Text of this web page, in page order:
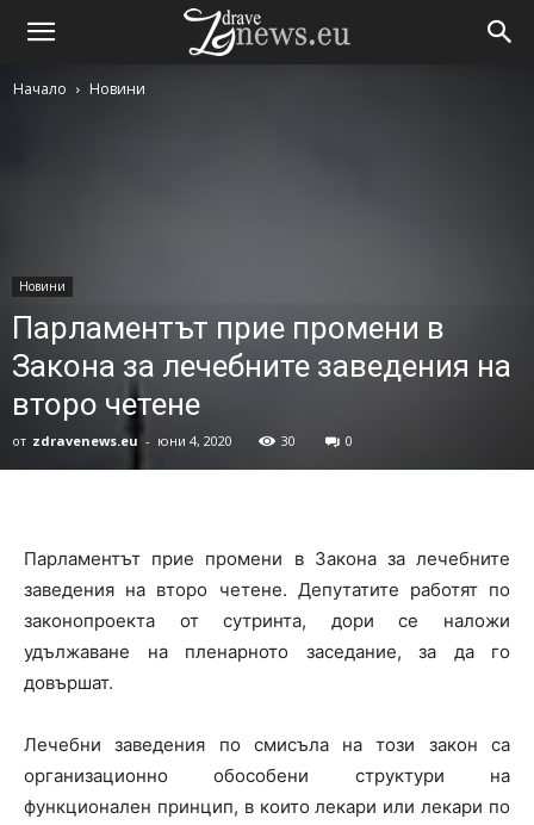
Начало Новини
Новини
Парламентът прие промени в
Закона за лечебните заведения на
второ четене
от zdravenews.eu - юни 4, 2020 30 0
Парламентът прие промени в Закона за лечебните
заведения на второ четене. Депутатите работят по
законопроекта от сутринта, дори се наложи
удължаване на пленарното заседание, за да го
довършат.
Лечебни заведения по смисъла на този закон са
организационно обособени структури на
функционален принцип, в които лекари или лекари по